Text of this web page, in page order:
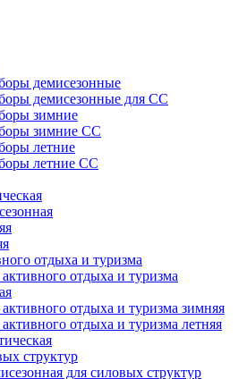
демисезонные
демисезонные для СС
зимние
зимние СС
летние
летние СС
отдыха и туризма
отдыха и туризма
отдыха и туризма зимняя
отдыха и туризма летняя
структур
для силовых структур